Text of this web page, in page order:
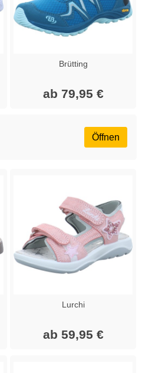
Brütting
ab 79,95 €
Öffnen
Lurchi
ab 59,95 €